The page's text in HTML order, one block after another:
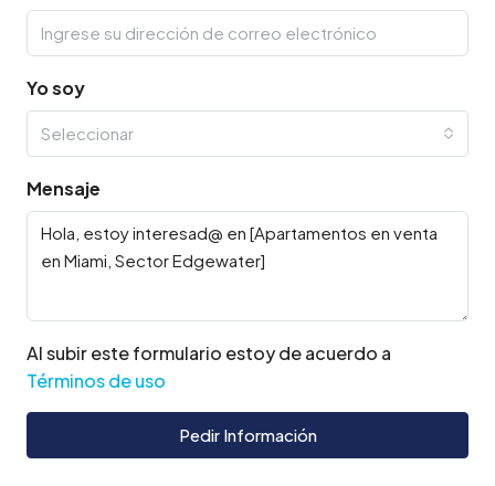
Yo soy
Seleccionar
Mensaje
Al subir este formulario estoy de acuerdo a
Términos de uso
Pedir Información